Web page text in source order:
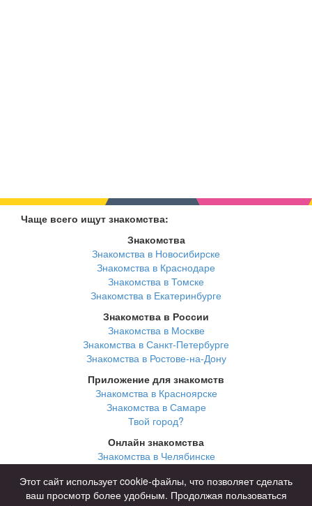
Чаще всего ищут знакомства:
Знакомства
Знакомства в Новосибирске
Знакомства в Краснодаре
Знакомства в Томске
Знакомства в Екатеринбурге
Знакомства в России
Знакомства в Москве
Знакомства в Санкт-Петербурге
Знакомства в Ростове-на-Дону
Приложение для знакомств
Знакомства в Красноярске
Знакомства в Самаре
Твой город?
Онлайн знакомства
Знакомства в Челябинске
Знакомства в Нижнем Новгороде
Этот сайт использует cookie-файлы, что позволяет сделать
ваш просмотр более удобным. Продолжая пользоваться